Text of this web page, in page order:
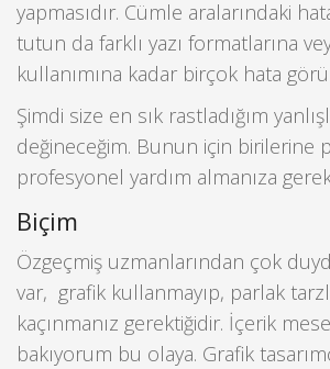
yapmasıdır. Cümle aralarındaki
tutun da farklı yazı formatlarına
kullanımına kadar birçok hata
Şimdi size en sık rastladığım
değineceğim. Bunun için birilerine
profesyonel yardım almanıza
Biçim
Özgeçmiş uzmanlarından çok
var, grafik kullanmayıp, parlak
kaçınmanız gerektiğidir. İçerik
bakıyorum bu olaya. Grafik